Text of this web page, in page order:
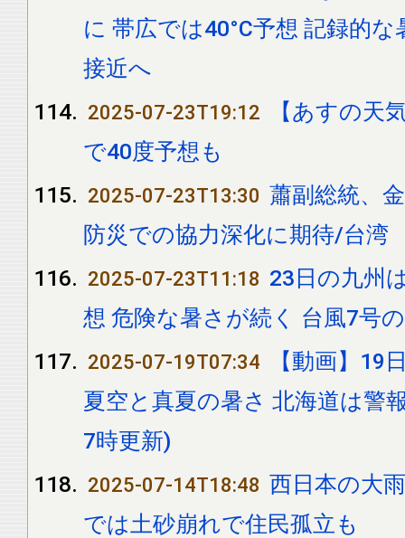
に 帯広では40°C予想 記録的
接近へ
2025-07-23T19:12
【あすの天
で40度予想も
2025-07-23T13:30 蕭副総統、
防災での協力深化に期待/台湾
2025-07-23T11:18 23日の九州
想 危険な暑さが続く 台風7号
2025-07-19T07:34
【動画】19
夏空と真夏の暑さ 北海道は警
7時更新)
2025-07-14T18:48 西日本の大
では土砂崩れで住民孤立も